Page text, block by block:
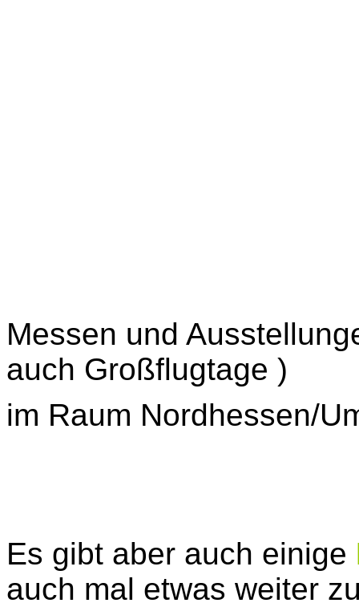
Messen und
auch Großflugtage )
im Raum Nordhessen/
Es gibt aber auch einige
auch mal etwas weiter